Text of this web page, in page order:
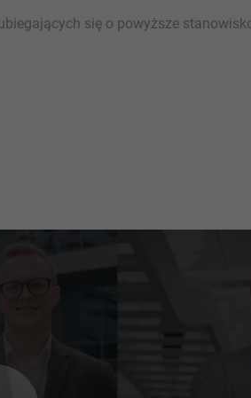
się o powyższe